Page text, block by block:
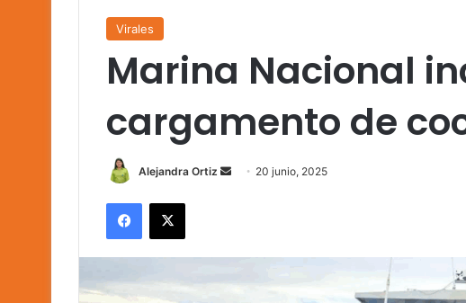
Virales
Marina Nacional
cargamento de
Alejandra Ortiz
Send 20 junio, 2025
Facebook
X